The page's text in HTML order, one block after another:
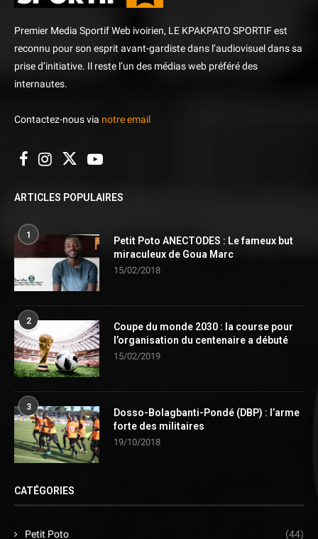
Premier Media Sportif Web ivoirien, LE KPAKPATO SPORTIF est
reconnu pour son esprit avant-gardiste dans l’audiovisuel dans sa
prise d’initiative. Il reste l’un des médias web préféré des
internautes.
Contactez-nous via notre email
ARTICLES POPULAIRES
1
Petit Poto ANECTODES : Le fameux but
miraculeux de Goua Marc
15/02/2018
2
Coupe du monde 2030 : la course pour
l’organisation du centenaire a débuté
15/02/2019
3
Dosso-Bolagbanti-Pondé (DBP) : l’arme
forte des militaires
19/10/2018
CATÉGORIES
Petit Poto (44)